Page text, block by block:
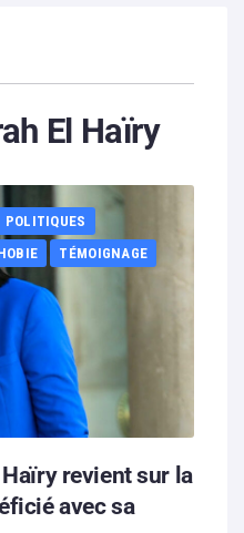
El Haïry
POLITIQUES
TÉMOIGNAGE
revient sur la
avec sa